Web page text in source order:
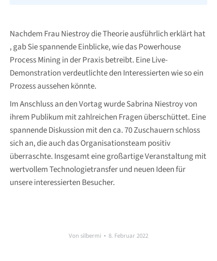
Nachdem Frau Niestroy die Theorie ausführlich erklärt hat
, gab Sie spannende Einblicke, wie das Powerhouse
Process Mining in der Praxis betreibt. Eine Live-
Demonstration verdeutlichte den Interessierten wie so ein
Prozess aussehen könnte.
Im Anschluss an den Vortag wurde Sabrina Niestroy von
ihrem Publikum mit zahlreichen Fragen überschüttet. Eine
spannende Diskussion mit den ca. 70 Zuschauern schloss
sich an, die auch das Organisationsteam positiv
überraschte. Insgesamt eine großartige Veranstaltung mit
wertvollem Technologietransfer und neuen Ideen für
unsere interessierten Besucher.
Von silbermi 8. Februar 2022